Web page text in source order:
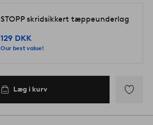
STOPP skridsikkert tæppeunderlag
129 DKK
Our best value!
Læg i kurv
til